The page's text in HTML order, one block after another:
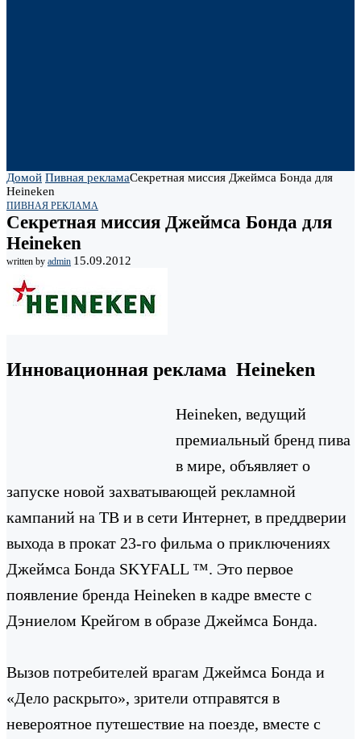
Домой Пивная рекламаCекретная миссия Джеймса Бонда для
Heineken
ПИВНАЯ РЕКЛАМА
Cекретная миссия Джеймса Бонда для
Heineken
written by admin 15.09.2012
Инновационная реклама Heineken
Heineken, ведущий
премиальный бренд пива
в мире, объявляет о
запуске новой захватывающей рекламной
кампаний на ТВ и в сети Интернет, в преддверии
выхода в прокат 23-го фильма о приключениях
Джеймса Бонда SKYFALL ™. Это первое
появление бренда Heineken в кадре вместе с
Дэниелом Крейгом в образе Джеймса Бонда.
Вызов потребителей врагам Джеймса Бонда и
«Дело раскрыто», зрители отправятся в
невероятное путешествие на поезде, вместе с